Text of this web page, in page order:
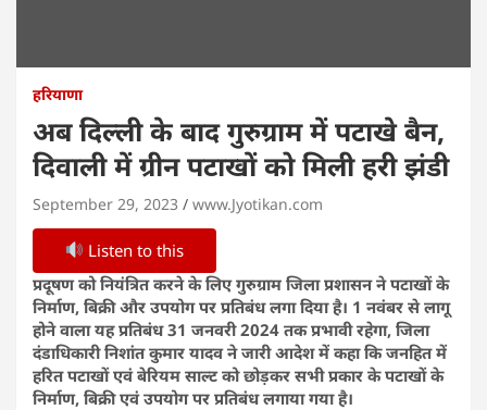
हरियाणा
अब दिल्ली के बाद गुरुग्राम में पटाखे बैन,
दिवाली में ग्रीन पटाखों को मिली हरी झंडी
September 29, 2023 www.Jyotikan.com
Listen to this
प्रदूषण को नियंत्रित करने के लिए गुरुग्राम जिला प्रशासन ने पटाखों के
निर्माण, बिक्री और उपयोग पर प्रतिबंध लगा दिया है। 1 नवंबर से लागू
होने वाला यह प्रतिबंध 31 जनवरी 2024 तक प्रभावी रहेगा, जिला
दंडाधिकारी निशांत कुमार यादव ने जारी आदेश में कहाकि जनहित में
हरित पटाखों एवं बेरियम साल्ट को छोड़कर सभी प्रकार के पटाखों के
निर्माण, बिक्री एवं उपयोग पर प्रतिबंध लगाया गया है।